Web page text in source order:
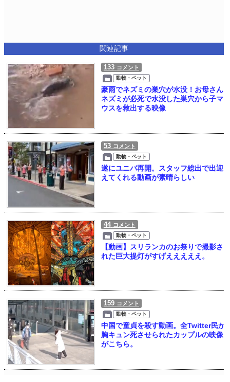
関連記事
133 コメント
動物・ペット
豪雨でネズミの巣穴が水没！お母さん
ネズミが必死で水没した巣穴から子マ
ウスを救出する映像
53 コメント
動物・ペット
遂にユニバ再開。スタッフ総出で出迎
えてくれる動画が素晴らしい
44 コメント
動物・ペット
【動画】スリランカのお祭りで撮影さ
れた巨大提灯がすげえええええ。
159 コメント
動物・ペット
中国で童貞を殺す動画。全Twitter民が
胸キュン死させられたカップルの映像
がこちら。